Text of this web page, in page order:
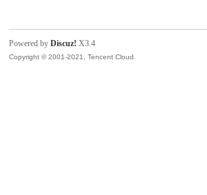
Powered byDiscuz! X3.4
Copyright © 2001-2021, Tencent Cloud.